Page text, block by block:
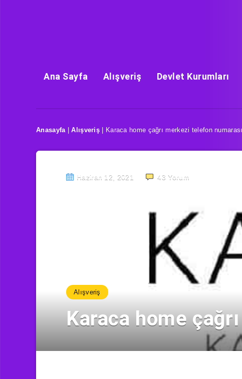
Ana Sayfa Alışveriş Devlet Kurumları
Anasayfa|Alışveriş Karaca home çağrı merkezi telefon numarası
Haziran 12, 2021 43 Yorum
Alışveriş
Karaca home